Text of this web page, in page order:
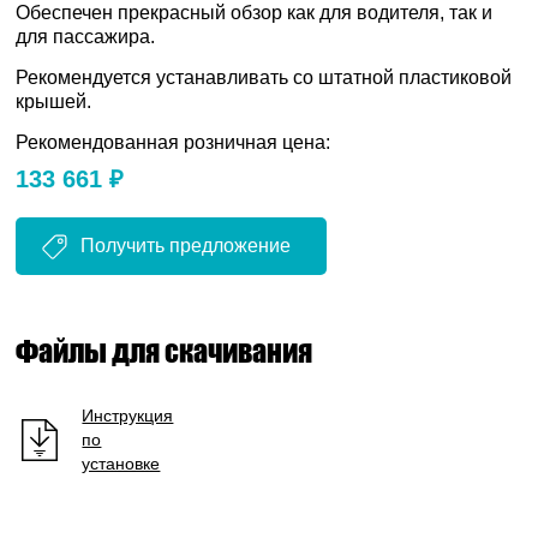
Обеспечен прекрасный обзор как для водителя, так и
для пассажира.
Рекомендуется устанавливать со штатной пластиковой
крышей.
Рекомендованная розничная цена:
133 661 ₽
Получить предложение
Файлы для скачивания
Инструкция
по
установке